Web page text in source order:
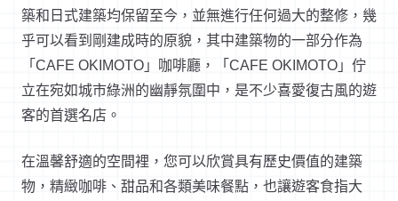
築和日式建築均保留至今，並無進行任何過大的整修，幾
乎可以看到剛建成時的原貌，其中建築物的一部分作為
「CAFE OKIMOTO」咖啡廳，「CAFE OKIMOTO」佇
立在宛如城市綠洲的幽靜氛圍中，是不少喜愛復古風的遊
客的首選名店。
在溫馨舒適的空間裡，您可以欣賞具有歷史價值的建築
物，精緻咖啡、甜品和各類美味餐點，也讓遊客食指大